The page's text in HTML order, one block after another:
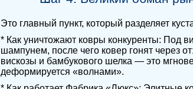
Это главный пункт, который разделяет
* Как уничтожают ковры конкуренты: Под
шампунем, после чего ковер гонят через
вискозы и бамбукового шелка — это
деформируется «волнами».